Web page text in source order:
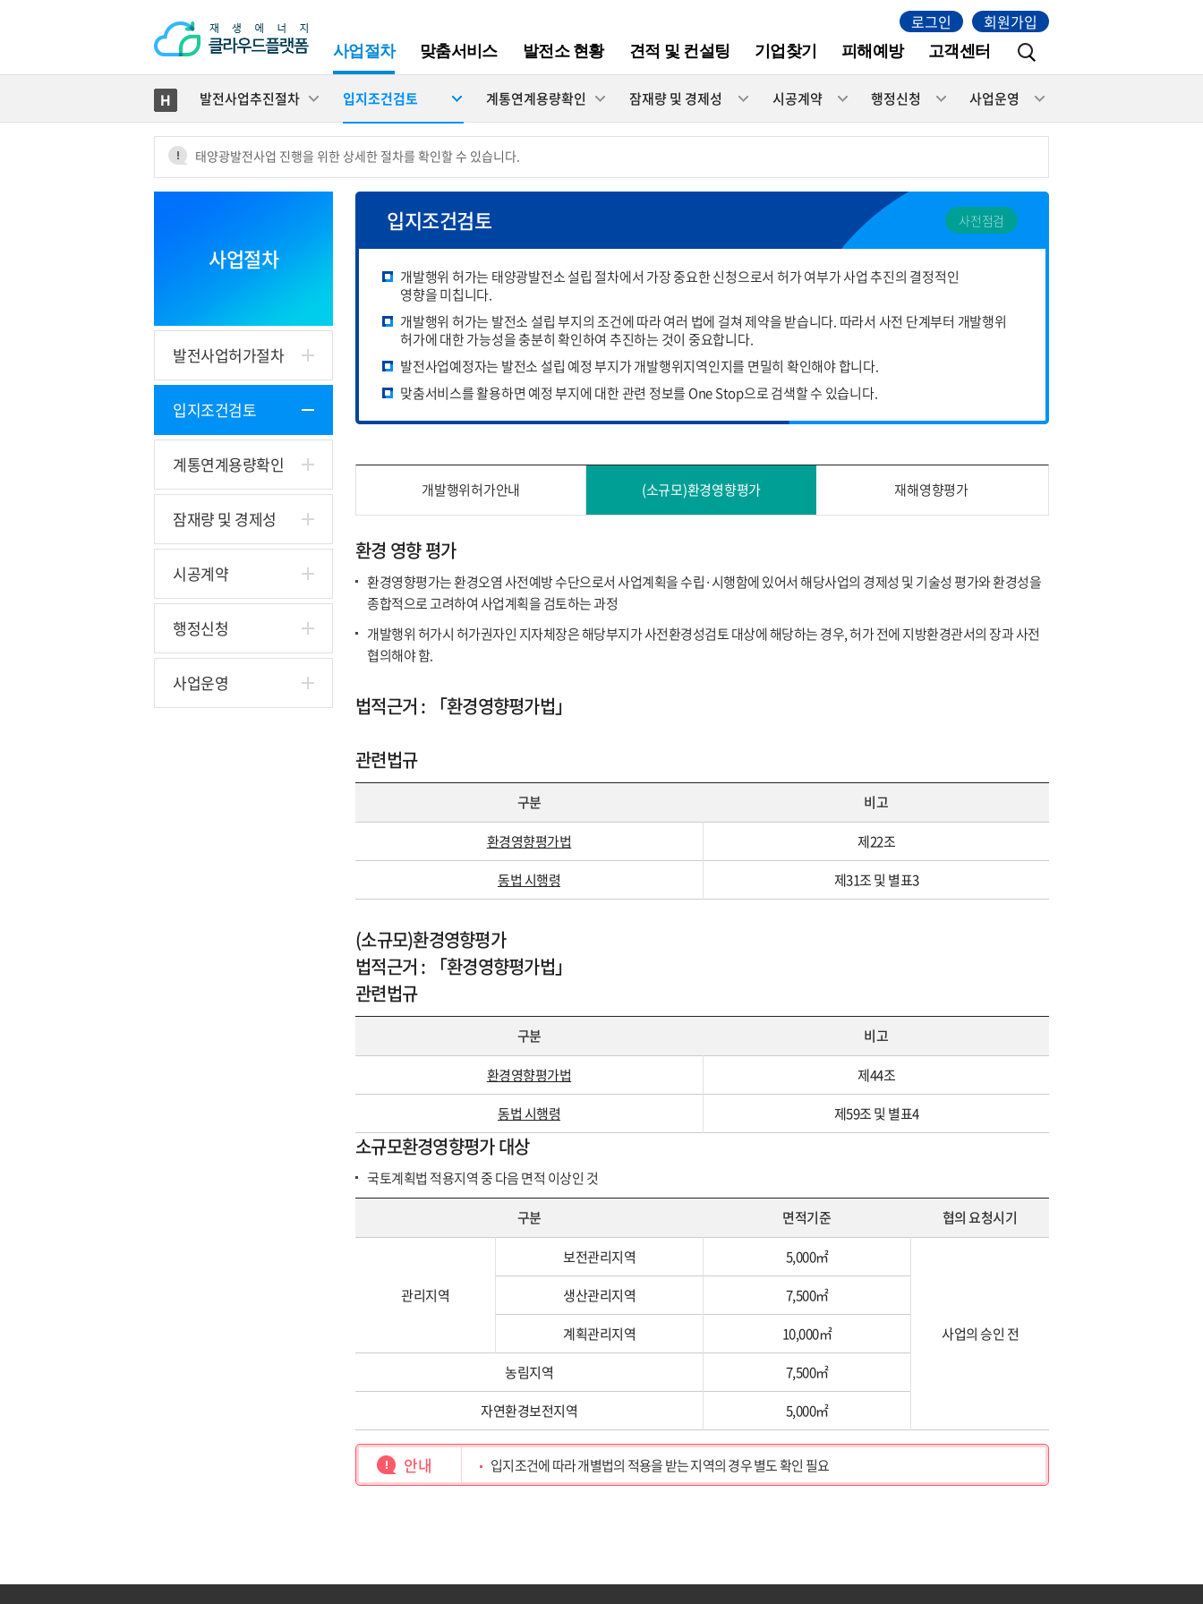
사업절차 맞춤서비스 발전소 현황 견적 및 컨설팅 기업찾기 피해예방 고객센터
로그인 회원가입
발전사업추진절차 입지조건검토 계통연계용량확인 잠재량 및 경제성 시공계약 행정신청 사업운영
태양광발전사업 진행을 위한 상세한 절차를 확인할 수 있습니다.
사업절차
발전사업허가절차
입지조건검토
계통연계용량확인
잠재량 및 경제성
시공계약
행정신청
사업운영
입지조건검토 사전점검
개발행위 허가는 태양광발전소 설립 절차에서 가장 중요한 신청으로서 허가 여부가 사업 추진의 결정적인
영향을 미칩니다.
개발행위 허가는 발전소 설립 부지의 조건에 따라 여러 법에 걸쳐 제약을 받습니다. 따라서 사전 단계부터 개발행위
허가에 대한 가능성을 충분히 확인하여 추진하는 것이 중요합니다.
발전사업예정자는 발전소 설립 예정 부지가 개발행위지역인지를 면밀히 확인해야 합니다.
맞춤서비스를 활용하면 예정 부지에 대한 관련 정보를 One Stop으로 검색할 수 있습니다.
개발행위허가안내 (소규모)환경영향평가 재해영향평가
환경 영향 평가
환경영향평가는 환경오염 사전예방 수단으로서 사업계획을 수립·시행함에 있어서 해당사업의 경제성 및 기술성 평가와 환경성을
종합적으로 고려하여 사업계획을 검토하는 과정
개발행위 허가시 허가권자인 지자체장은 해당부지가 사전환경성검토 대상에 해당하는 경우, 허가 전에 지방환경관서의 장과 사전
협의해야 함.
법적근거 : 「환경영향평가법」
관련법규
구분
비고
환경영향평가법
제22조
동법 시행령
제31조 및 별표3
(소규모)환경영향평가
법적근거 : 「환경영향평가법」
관련법규
구분
비고
환경영향평가법
제44조
동법 시행령
제59조 및 별표4
소규모환경영향평가 대상
국토계획법 적용지역 중 다음 면적 이상인 것
구분
면적기준 협의 요청시기
관리지역
보전관리지역 5,000㎡
사업의 승인 전
생산관리지역
7,500㎡
계획관리지역
10,000㎡
농림지역
7,500㎡
자연환경보전지역
5,000㎡
안내 입지조건에 따라 개별법의 적용을 받는 지역의 경우 별도 확인 필요